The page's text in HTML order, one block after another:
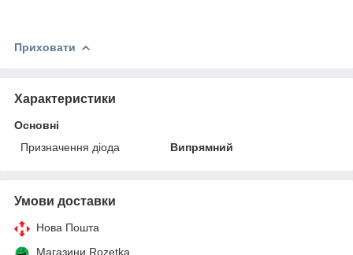
Приховати
Характеристики
Основні
Призначення діода
Випрямний
Умови доставки
Нова Пошта
Магазини Rozetka